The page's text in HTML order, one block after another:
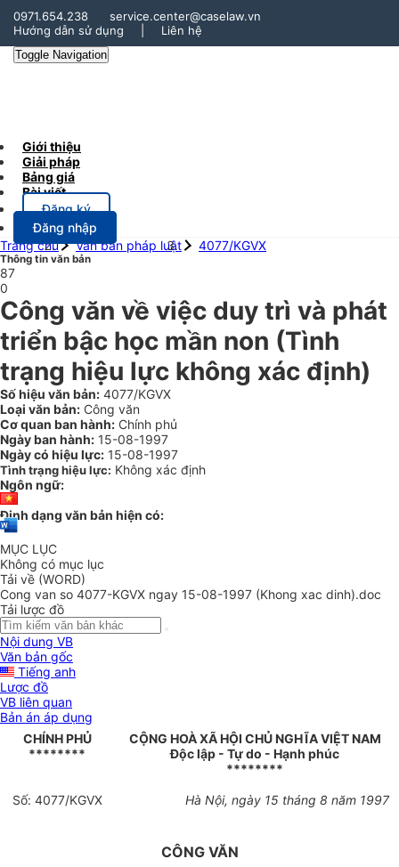
0971.654.238
service.center@caselaw.vn
Hướng dẫn sử dụng
Liên hệ
Toggle Navigation
Giới thiệu
Giải pháp
Bảng giá
Bài viết
Đăng ký
Đăng nhập
Trang chủ
Văn bản pháp luật 4077/KGVX
Thông tin văn bản
87
0
Công văn về việc duy trì và phát
triển bậc học mần non (Tình
trạng hiệu lực không xác định)
Số hiệu văn bản: 4077/KGVX
Loại văn bản: Công văn
Cơ quan ban hành: Chính phủ
Ngày ban hành: 15-08-1997
Ngày có hiệu lực: 15-08-1997
Tình trạng hiệu lực: Không xác định
Ngôn ngữ:
Định dạng văn bản hiện có:
MỤC LỤC
Không có mục lục
Tải về (WORD)
Cong van so 4077-KGVX ngay 15-08-1997 (Khong xac dinh).doc
Tải lược đồ
Nội dung VB
Văn bản gốc
Tiếng anh
Lược đồ
VB liên quan
Bản án áp dụng
CHÍNH PHỦ
********
CỘNG HOÀ XÃ HỘI CHỦ NGHĨA VIỆT NAM
Độc lập - Tự do - Hạnh phúc
********
Số: 4077/KGVX Hà Nội, ngày 15 tháng 8 năm 1997
CÔNG VĂN